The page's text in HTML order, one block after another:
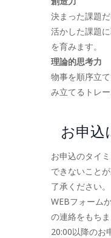
決まった課題
活かした課題
を育みます。
理論的思考力
物事を順序立
み立てるトレ
お申込
お申込のタイ
できないこと
了承ください。
WEBフォーム
の連絡をもち
20:00以降のお